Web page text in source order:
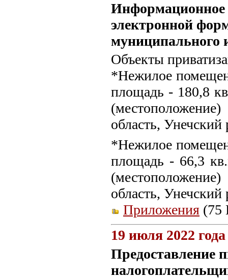
Информационное
электронной
муниципального
Объекты
*Нежилое
площадь - 180,8
область,
*Нежилое
площадь - 66,3
область,
Приложения (75
19 июля 2022 года
Предоставление